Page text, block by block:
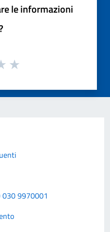
le informazioni
030 9970001